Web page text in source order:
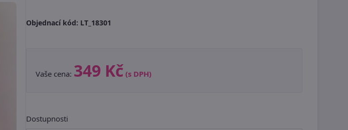
Objednací kód: LT_18301
Vaše cena: 349 Kč (s DPH)
Dostupnosti